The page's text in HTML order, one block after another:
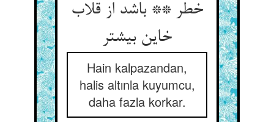
خطر ** باشد از قلاب
خاین بیشتر
Hain kalpazandan,
halis altınla kuyumcu,
daha fazla korkar.